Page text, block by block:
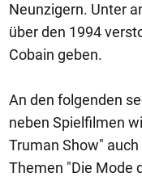
Neunzigern. Unter
über den 1994
Cobain geben.
An den folgenden
neben Spielfilmen
Truman Show"
Themen "Die Mode